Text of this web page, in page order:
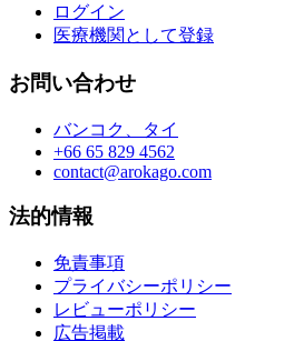
ログイン
医療機関として登録
お問い合わせ
バンコク、タイ
+66 65 829 4562
contact@arokago.com
法的情報
免責事項
プライバシーポリシー
レビューポリシー
広告掲載